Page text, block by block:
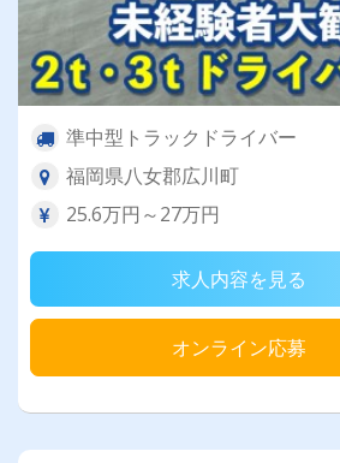
準中型トラックドライバー
福岡県八女郡広川町
25.6万円～27万円
求人内容を見る
オンライン応募